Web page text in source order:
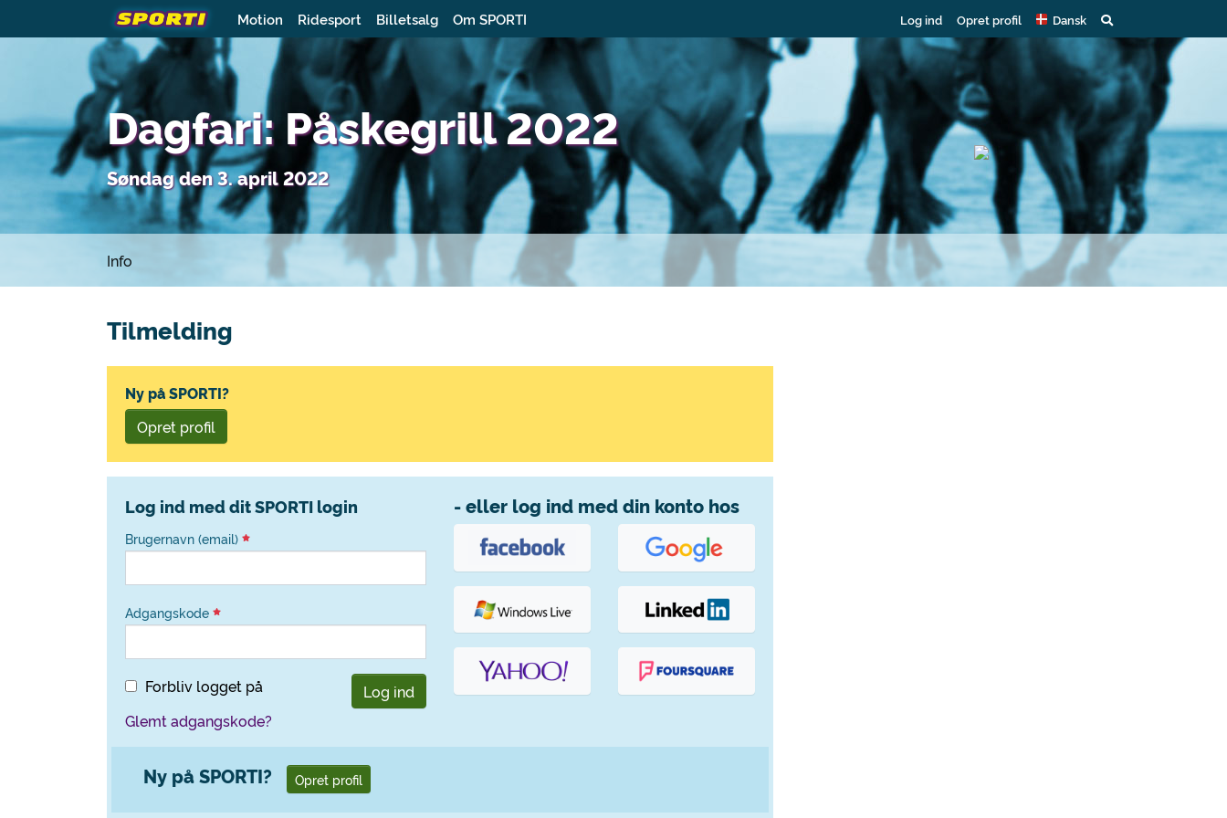
Motion Ridesport Billetsalg Om SPORTI Log ind Opret profil Dansk
Dagfari: Påskegrill 2022
Søndag den 3. april 2022
Info
Tilmelding
Ny på SPORTI?
Opret profil
Log ind med dit SPORTI login
Brugernavn (email)
Adgangskode
Forbliv logget på
Log ind
Glemt adgangskode?
- eller log ind med din konto hos
Ny på SPORTI? Opret profil